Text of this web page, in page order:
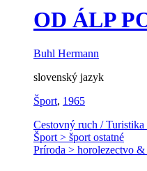
OD ÁLP
Buhl Hermann
slovenský jazyk
Šport, 1965
Cestovný ruch / Turistika
Šport > šport ostatné
Príroda > horolezectvo